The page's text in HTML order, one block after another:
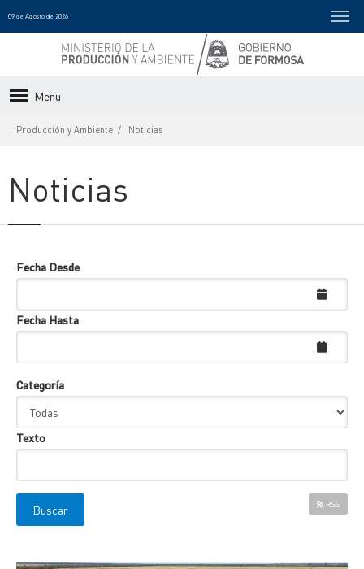
09 de Agosto de 2026
Menu
Producción y Ambiente Noticias
Noticias
Fecha Desde
Fecha Hasta
Categoría
Texto
RSS